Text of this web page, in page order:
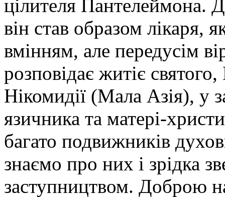
цілителя Пантелеймона.
він став образом лікаря,
вмінням, але передусім
розповідає житіє
Нікомидії (Мала Азія), у
язичника та матері-
багато подвижників
знаємо про них і зрідка
заступництвом. Доброю